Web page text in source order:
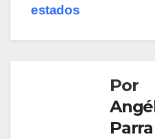
estados
Por
Parra